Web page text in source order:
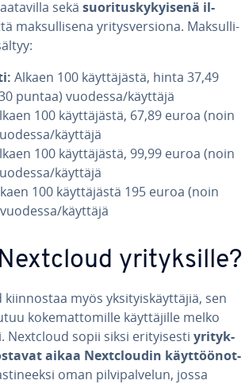
sekä suo­ri­tus­ky­kyi­se­nä il­
mak­sul­li­se­na yri­tys­ver­sio­na. Mak­sul­li­
Alkaen 100 käyt­tä­jäs­tä, hinta 37,49
puntaa) vuodessa/käyttäjä
100 käyt­tä­jäs­tä, 67,89 euroa (noin
käyttäjä
100 käyt­tä­jäs­tä, 99,99 euroa (noin
käyttäjä
100 käyt­tä­jäs­tä 195 euroa (noin
käyttäjä
yri­tyk­sil­le?
kiin­nos­taa myös yk­si­tyis­käyt­tä­jiä, sen
ko­ke­mat­to­mil­le käyt­tä­jil­le melko
Nextcloud sopii siksi eri­tyi­ses­ti yri­tyk­
aikaa Nextclou­din käyt­töön­ot­
oman pil­vi­pal­ve­lun, jossa